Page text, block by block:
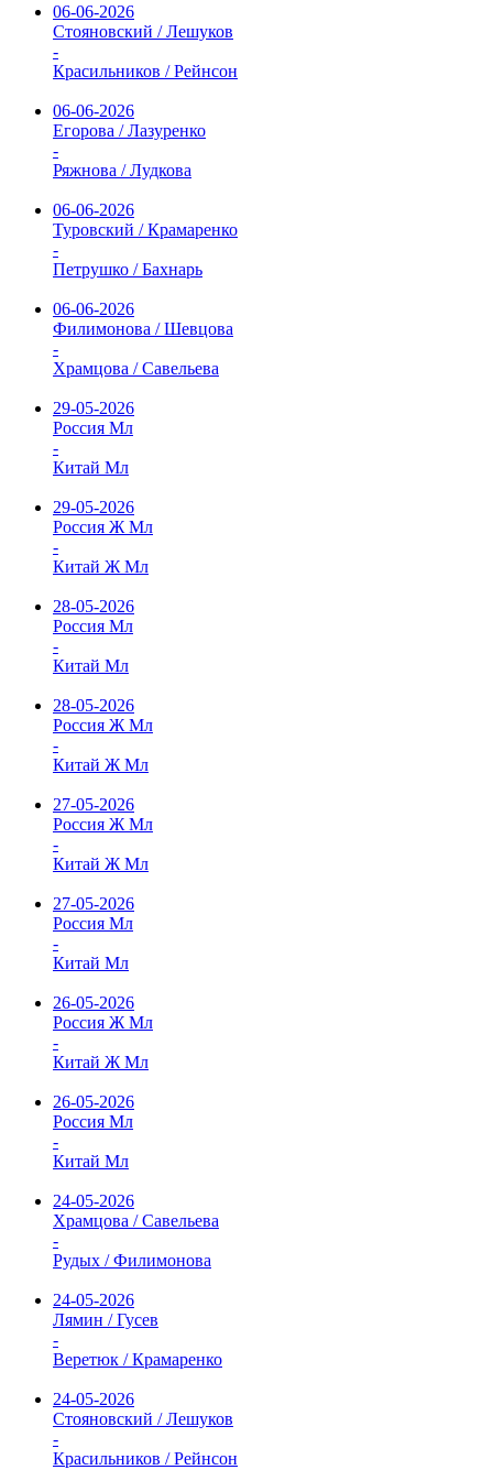
06-06-2026
Стояновский / Лешуков
-
Красильников / Рейнсон
06-06-2026
Егорова / Лазуренко
-
Ряжнова / Лудкова
06-06-2026
Туровский / Крамаренко
-
Петрушко / Бахнарь
06-06-2026
Филимонова / Шевцова
-
Храмцова / Савельева
29-05-2026
Россия Мл
-
Китай Мл
29-05-2026
Россия Ж Мл
-
Китай Ж Мл
28-05-2026
Россия Мл
-
Китай Мл
28-05-2026
Россия Ж Мл
-
Китай Ж Мл
27-05-2026
Россия Ж Мл
-
Китай Ж Мл
27-05-2026
Россия Мл
-
Китай Мл
26-05-2026
Россия Ж Мл
-
Китай Ж Мл
26-05-2026
Россия Мл
-
Китай Мл
24-05-2026
Храмцова / Савельева
-
Рудых / Филимонова
24-05-2026
Лямин / Гусев
-
Веретюк / Крамаренко
24-05-2026
Стояновский / Лешуков
-
Красильников / Рейнсон